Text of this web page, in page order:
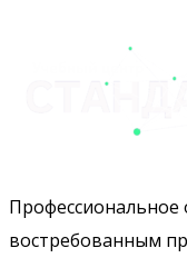
Профессиональное
востребованным